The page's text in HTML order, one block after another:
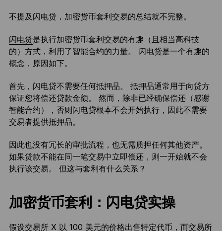
不提及闪电贷，加密货币套利交易的总结就不完整。
闪电贷是执行加密货币套利交易的有趣（且相当高科技
的）方式，利用了智能合约的力量。 闪电贷是一个有趣的
概念，原因如下。
首先，闪电贷不需要任何抵押品。 抵押品通常用于向贷方
保证您将偿还贷款金额。 然而，除非已经确保偿还（感谢
智能合约），否则闪电贷根本不会开始执行，因此不需要
交易者提供抵押品。
因此也没有冗长的审批流程，也无需质押任何其他资产。
如果贷款不能在同一笔交易中立即偿还，则一开始就不会
执行该交易。 但这与套利有什么关系？
加密货币套利：闪电贷实操
假设交易所 X 以 100 美元的价格出售特定代币，而交易所